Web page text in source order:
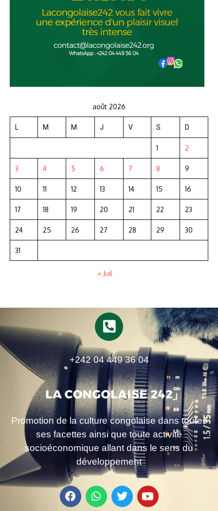
août 2026
L M M J V S D
1 2
3 4 5 6 7 8 9
10 11 12 13 14 15 16
17 18 19 20 21 22 23
24 25 26 27 28 29 30
31
« Juil
+242 04 449 36 04
Promotion de la culture congolaise dans toutes
ses facettes ainsi que toute activité
socioéconomique allant dans le sens du
développement